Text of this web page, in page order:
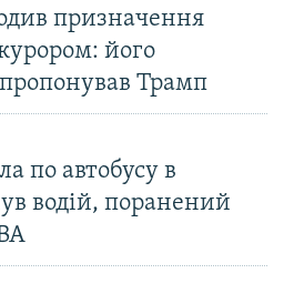
призначення
його
Трамп
по автобусу в
водій, поранений